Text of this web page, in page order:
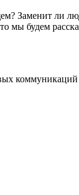
Заменит ли
мы будем
коммуникаций